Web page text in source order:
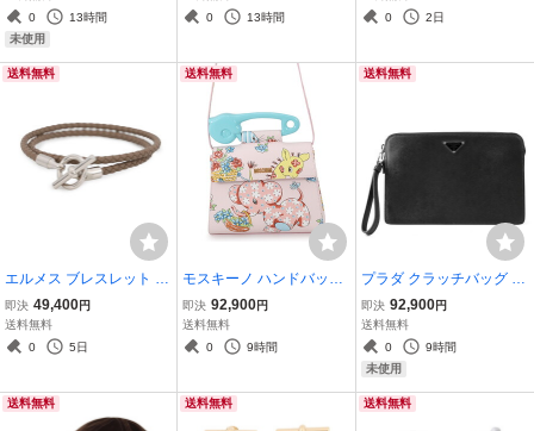
ES アクセサリー 黒
0
13時間
未使用
Gala en Fleurs HERMES
0
13時間
グサイズ49 HERMES 指
0
2日
送料無料
エルメス ブレスレット グ
レナン ドゥブルトゥール
エトゥープ/シルバー金具
スイフト HERMES アク
即決 49,400円
送料無料
0
5日
送料無料
モスキーノ ハンドバッグ
キャリコアニマル レザー
MOSCHINO 2way 【安心
保証】
即決 92,900円
送料無料
0
9時間
送料無料
プラダ クラッチバッグ サ
フィアーノ クラッチ レザ
ー 2VF056 PRADA 黒 セ
カンドバッグ
即決 92,900円
送料無料
0
9時間
未使用
送料無料 送料無料 送料無料